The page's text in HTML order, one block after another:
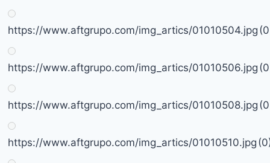
https://www.aftgrupo.com/img_artics/01010504.jpg
https://www.aftgrupo.com/img_artics/01010506.jpg
https://www.aftgrupo.com/img_artics/01010508.jpg
https://www.aftgrupo.com/img_artics/01010510.jpg